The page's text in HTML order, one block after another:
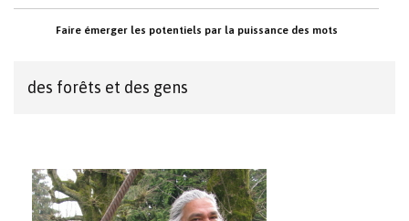
Faire émerger les potentiels par la puissance des mots
des forêts et des gens